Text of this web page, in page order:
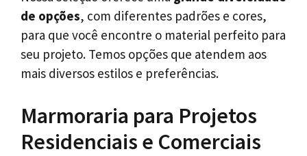
de opções, com diferentes padrões e cores,
para que você encontre o material perfeito para
seu projeto. Temos opções que atendem aos
mais diversos estilos e preferências.
Marmoraria para Projetos
Residenciais e Comerciais